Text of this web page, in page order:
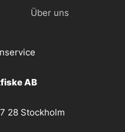
Über uns
AB
28 Stockholm